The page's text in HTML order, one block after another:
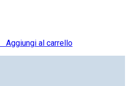
Aggiungi al carrello